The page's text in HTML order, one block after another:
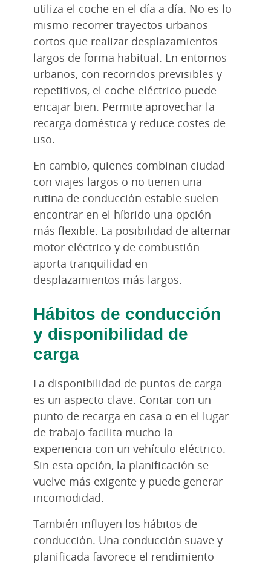
utiliza el coche en el día a día. No es lo
mismo recorrer trayectos urbanos
cortos que realizar desplazamientos
largos de forma habitual. En entornos
urbanos, con recorridos previsibles y
repetitivos, el coche eléctrico puede
encajar bien. Permite aprovechar la
recarga doméstica y reduce costes de
uso.
En cambio, quienes combinan ciudad
con viajes largos o no tienen una
rutina de conducción estable suelen
encontrar en el híbrido una opción
más flexible. La posibilidad de alternar
motor eléctrico y de combustión
aporta tranquilidad en
desplazamientos más largos.
Hábitos de conducción
y disponibilidad de
carga
La disponibilidad de puntos de carga
es un aspecto clave. Contar con un
punto de recarga en casa o en el lugar
de trabajo facilita mucho la
experiencia con un vehículo eléctrico.
Sin esta opción, la planificación se
vuelve más exigente y puede generar
incomodidad.
También influyen los hábitos de
conducción. Una conducción suave y
planificada favorece el rendimiento